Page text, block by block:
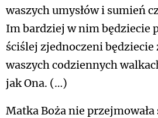
waszych umysłów i sumień
Im bardziej w nim będziecie
ściślej zjednoczeni będziecie
waszych codziennych
jak Ona. (…)
Matka Boża nie